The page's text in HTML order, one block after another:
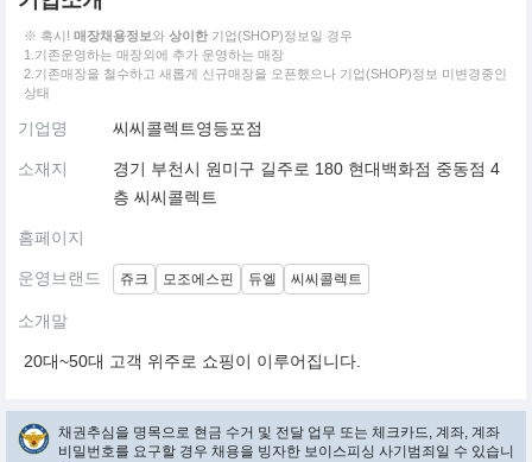
※ 혹시! 매장채용정보와 상이한 기업(SHOP)정보일 경우
1.기존운영하는 매장외에 추가 운영하는 매장
2.기존매장을 철수하고 새롭게 신규매장을 오픈했으나 기업(SHOP)정보 미변경중인
상태
기업명 씨씨콜렉트영등포점
소재지
경기 부천시 원미구 길주로 180 현대백화점 중동점 4
층 씨씨콜렉트
홈페이지
운영브랜드 쥬크 모조에스핀 듀엘 씨씨콜렉트
소개말
20대~50대 고객 위주로 쇼핑이 이루어집니다.
채권추심을 명목으로 현금 수거 및 전달 업무 또는 체크카드, 계좌, 계좌
비밀번호를 요구할 경우 채용을 빙자한 보이스피싱 사기범죄일 수 있습니